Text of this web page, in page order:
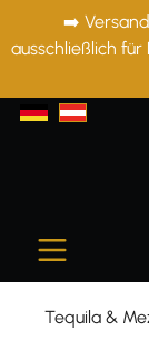
springen
➡️
ausschließlich
Tequila &